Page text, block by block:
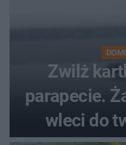
Zwilż
parapecie.
wleci do